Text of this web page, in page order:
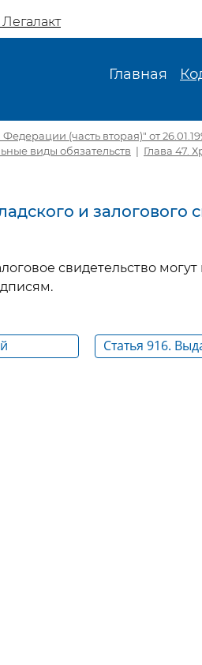
Главная
(часть вторая)" от
виды обязательств | Глава 47.
и залогового
свидетельство
Статья 916.